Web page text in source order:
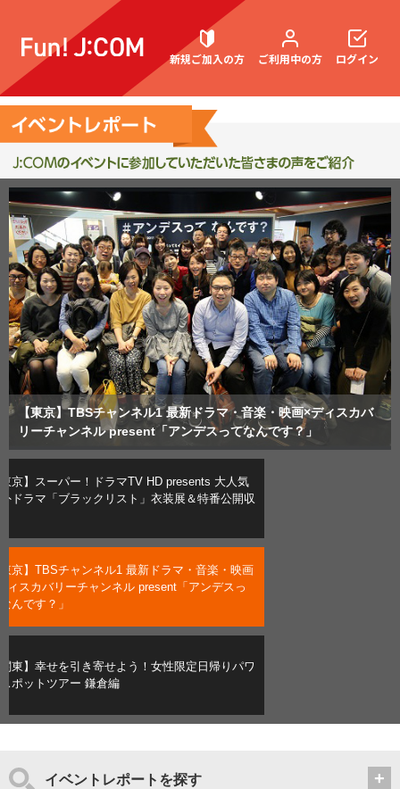
新規ご加入の方 ご利用中の方
契約内容確認・変更
お困りごと解決・よくあるご質問
ログイン
【東京】スーパー！ドラマTV HD presents 大人気海外ドラマ
「ブラックリスト」衣装展＆特番公開収録
【東京】TBSチャンネル1 最新ドラマ・音楽・映画×ディスカバ
リーチャンネル present「アンデスってなんです？」
【関東】幸せを引き寄せよう！女性限定日帰りパワースポットツ
アー 鎌倉編
京】スーパー！ドラマTV HD presents 大人気
ドラマ「ブラックリスト」衣装展＆特番公開収
京】TBSチャンネル1 最新ドラマ・音楽・映画
ィスカバリーチャンネル present「アンデスっ
んです？」
東】幸せを引き寄せよう！女性限定日帰りパワ
ポットツアー 鎌倉編
イベントレポートを探す